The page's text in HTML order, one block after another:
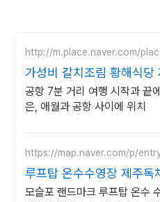
http://m.place.naver.com/
가성비 갈치조림 황해식당
분거리
공항 7분 거리 여행 시작과 끝
은, 애월과 공항 사이에 위치
https://map.naver.com/p/
루프탑 온수수영장 제주독
럭셔리 힐링숙소
모슬포 랜드마크 루프탑 온수